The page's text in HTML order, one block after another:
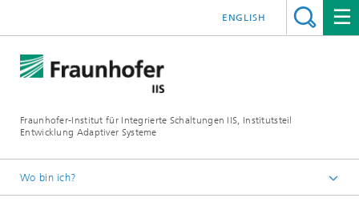
Fraunhofer-Institut für Integrierte Schaltungen IIS, Institutsteil
Entwicklung Adaptiver Systeme
ENGLISH
Wo bin ich?